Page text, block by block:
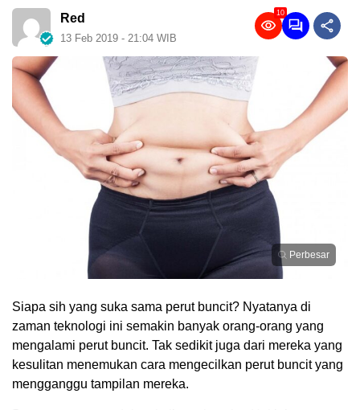
Red
13 Feb 2019 - 21:04 WIB
10
Perbesar
Siapa sih yang suka sama perut buncit? Nyatanya di
zaman teknologi ini semakin banyak orang-orang yang
mengalami perut buncit. Tak sedikit juga dari mereka yang
kesulitan menemukan cara mengecilkan perut buncit yang
mengganggu tampilan mereka.